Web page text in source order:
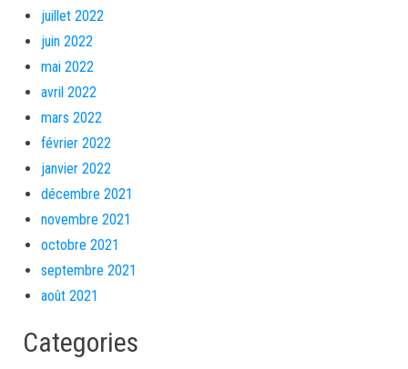
juillet 2022
juin 2022
mai 2022
avril 2022
mars 2022
février 2022
janvier 2022
décembre 2021
novembre 2021
octobre 2021
septembre 2021
août 2021
Categories